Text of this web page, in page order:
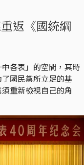
返《國統綱
各表」的空間，其時
國民黨所立足的基
重新檢視自己的角